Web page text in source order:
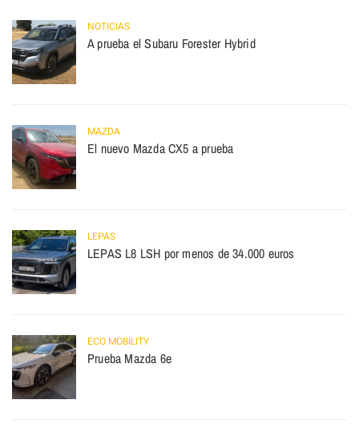
NOTICIAS
A prueba el Subaru Forester Hybrid
MAZDA
El nuevo Mazda CX5 a prueba
LEPAS
LEPAS L8 LSH por menos de 34.000 euros
ECO MOBILITY
Prueba Mazda 6e